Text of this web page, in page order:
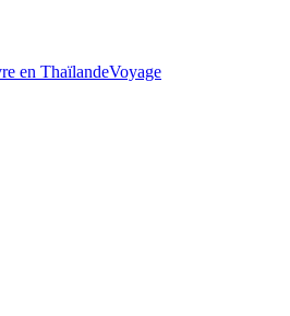
en ThaïlandeVoyage